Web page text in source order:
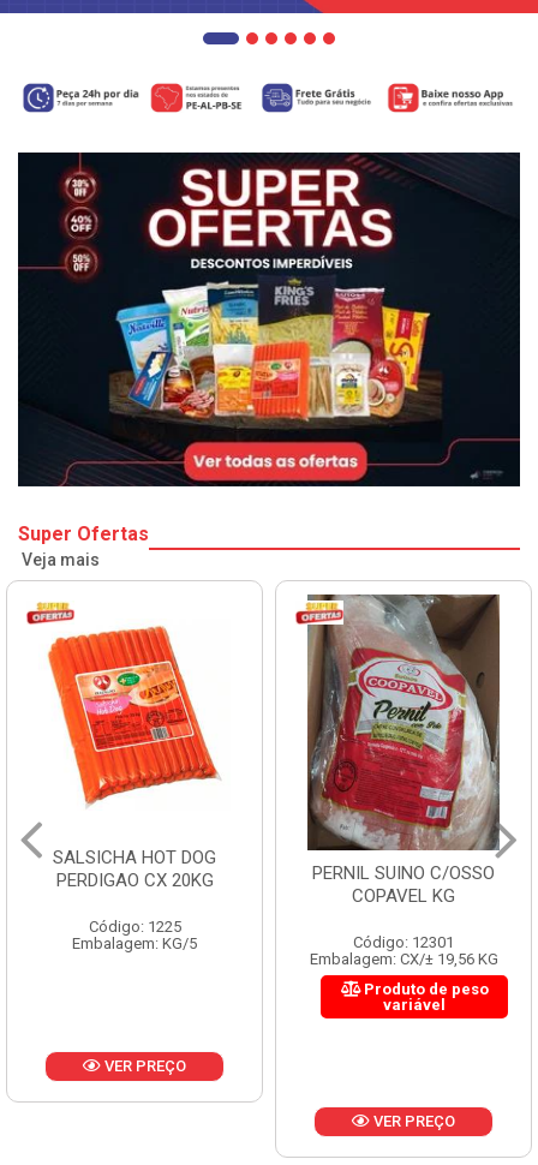
Super Ofertas
Veja mais
SALSICHA HOT DOG
PERDIGAO CX 20KG
Código: 1225
Embalagem: KG/5
VER PREÇO
PERNIL SUINO C/OSSO
COPAVEL KG
Código: 12301
Embalagem: CX/± 19,56 KG
Produto de peso
variável
VER PREÇO